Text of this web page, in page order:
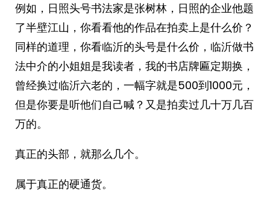
例如，日照头号书法家是张树林，日照的企业他题
了半壁江山，你看看他的作品在拍卖上是什么价？
同样的道理，你看临沂的头号是什么价，临沂做书
法中介的小姐姐是我读者，我的书店牌匾定期换，
曾经换过临沂六老的，一幅字就是500到1000元，
但是你要是听他们自己喊？又是拍卖过几十万几百
万的。
真正的头部，就那么几个。
属于真正的硬通货。